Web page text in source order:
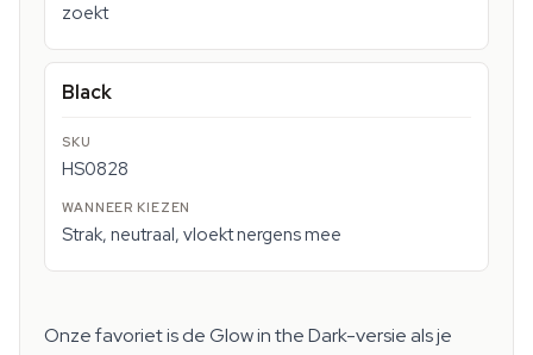
zoekt
Black
HS0828
Strak, neutraal, vloekt nergens mee
Onze favoriet is de Glow in the Dark-versie als je